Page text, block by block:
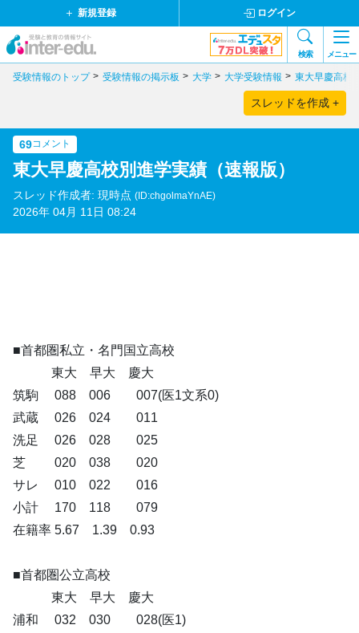
新規登録 ログイン
検索 メニュー
受験情報のトップ 受験情報の掲示板 大学 大学受験情報 東大早慶高校
スレッドを作成 +
69コメント
東大早慶高校別進学実績（速報版）
スレッド作成者: 現時点 (ID:chgolmaYnAE)
2026年 04月 11日 08:24
■首都圏私立・名門国立高校
東大 早大 慶大
筑駒 088 006 007(医1文系0)
武蔵 026 024 011
洗足 026 028 025
芝 020 038 020
サレ 010 022 016
小計 170 118 079
在籍率 5.67 1.39 0.93
■首都圏公立高校
東大 早大 慶大
浦和 032 030 028(医1)